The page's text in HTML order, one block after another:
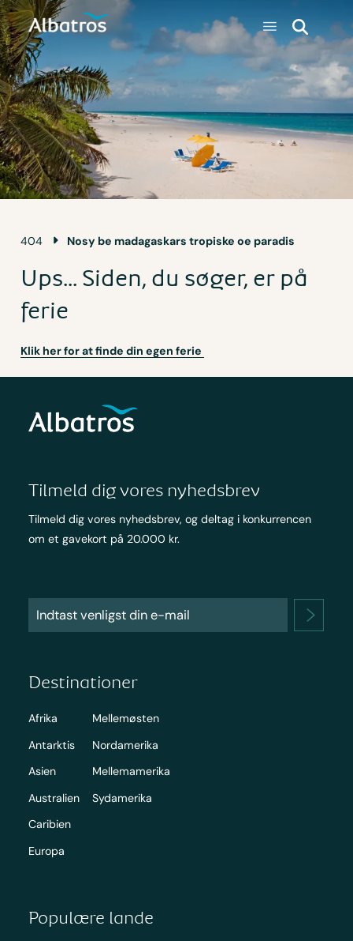
404 Nosy be madagaskars tropiske oe paradis
Ups... Siden, du søger, er på
ferie
Klik her for at finde din egen ferie
Tilmeld dig vores nyhedsbrev
Tilmeld dig vores nyhedsbrev, og deltag i konkurrencen
om et gavekort på 20.000 kr.
Destinationer
Afrika
Antarktis
Asien
Australien
Caribien
Europa
Mellemøsten
Nordamerika
Mellemamerika
Sydamerika
Populære lande